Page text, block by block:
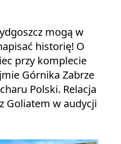
mogą w
historię! O
przy komplecie
Górnika Zabrze
Polski. Relacja
Goliatem w audycji